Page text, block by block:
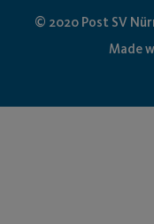
© 2020 Post SV
Made